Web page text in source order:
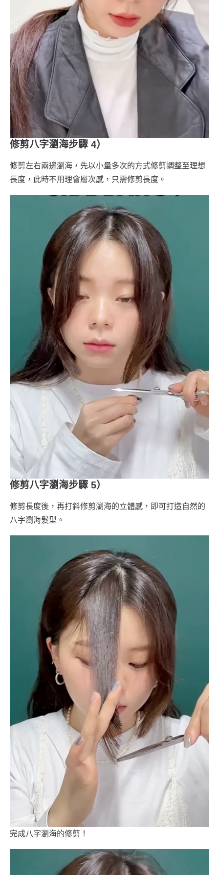
修剪八字瀏海步驟 4）
修剪左右兩邊瀏海，先以小量多次的方式修剪調整至理想
長度，此時不用理會層次感，只需修剪長度。
修剪八字瀏海步驟 5）
修剪長度後，再打斜修剪瀏海的立體感，即可打造自然的
八字瀏海髮型。
完成八字瀏海的修剪！